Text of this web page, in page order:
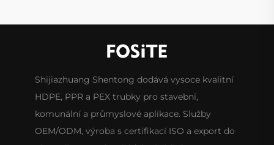
Shijiazhuang Shentong dodává vysoce kvalitní
HDPE, PPR a PEX trubky pro stavební,
komunální a průmyslové aplikace. Služby
OEM/ODM, výroba s certifikací ISO a export do